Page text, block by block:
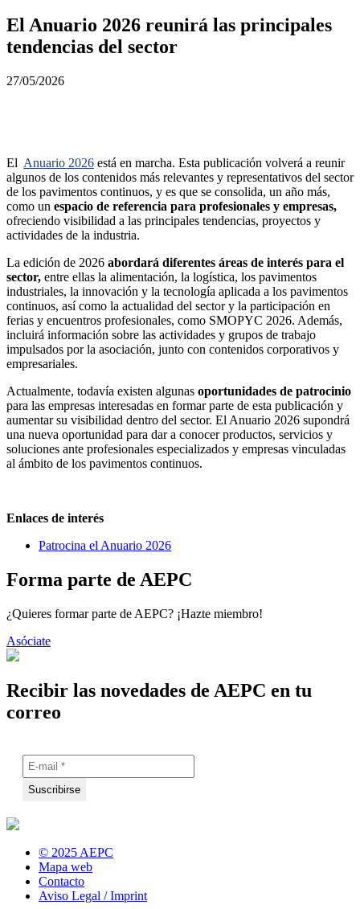
El Anuario 2026 reunirá las principales
tendencias del sector
27/05/2026
El Anuario 2026 está en marcha. Esta publicación volverá a reunir
algunos de los contenidos más relevantes y representativos del sector
de los pavimentos continuos, y es que se consolida, un año más,
como un espacio de referencia para profesionales y empresas,
ofreciendo visibilidad a las principales tendencias, proyectos y
actividades de la industria.
La edición de 2026 abordará diferentes áreas de interés para el
sector, entre ellas la alimentación, la logística, los pavimentos
industriales, la innovación y la tecnología aplicada a los pavimentos
continuos, así como la actualidad del sector y la participación en
ferias y encuentros profesionales, como SMOPYC 2026. Además,
incluirá información sobre las actividades y grupos de trabajo
impulsados por la asociación, junto con contenidos corporativos y
empresariales.
Actualmente, todavía existen algunas oportunidades de patrocinio
para las empresas interesadas en formar parte de esta publicación y
aumentar su visibilidad dentro del sector. El Anuario 2026 supondrá
una nueva oportunidad para dar a conocer productos, servicios y
soluciones ante profesionales especializados y empresas vinculadas
al ámbito de los pavimentos continuos.
Enlaces de interés
Patrocina el Anuario 2026
Forma parte de AEPC
¿Quieres formar parte de AEPC? ¡Hazte miembro!
Asóciate
Recibir las novedades de AEPC en tu
correo
© 2025 AEPC
Mapa web
Contacto
Aviso Legal / Imprint